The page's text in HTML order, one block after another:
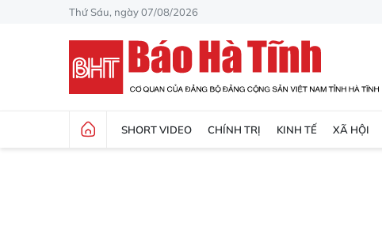
Thứ Sáu, ngày 07/08/2026
SHORT VIDEO CHÍNH TRỊ KINH TẾ XÃ HỘI